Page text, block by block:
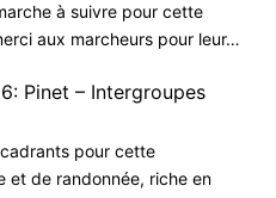
à suivre pour cette
aux marcheurs pour leur…
Pinet – Intergroupes
pour cette
et de randonnée, riche en